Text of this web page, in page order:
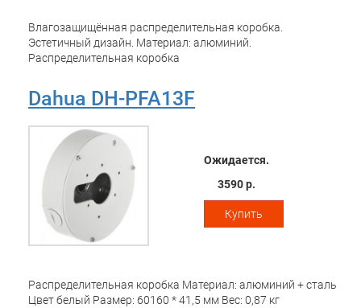
Влагозащищённая распределительная коробка.
Эстетичный дизайн. Материал: алюминий.
Распределительная коробка
Dahua DH-PFA13F
Распределительная коробка Материал: алюминий + сталь
Цвет белый Размер: 60160 * 41,5 мм Вес: 0,87 кг
Ожидается.
3590 р.
Купить